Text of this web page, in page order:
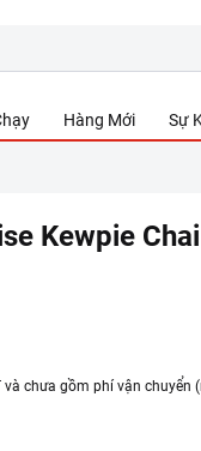
Hàng Mới Sự
Kewpie
chưa gồm phí vận chuyển